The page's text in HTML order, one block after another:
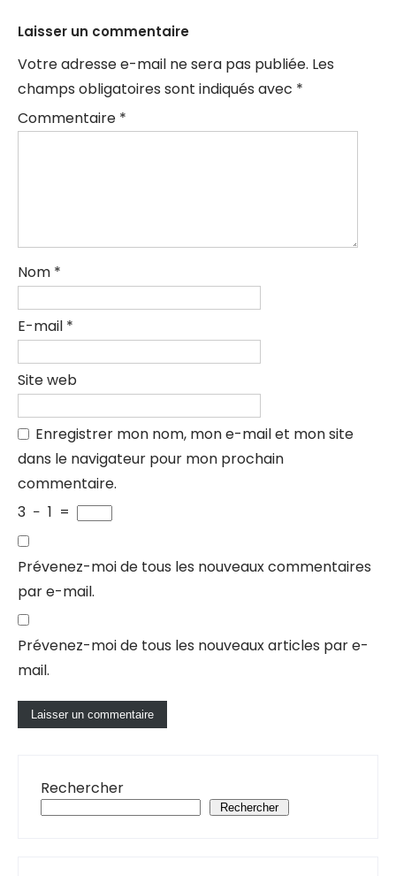
Laisser un commentaire
Votre adresse e-mail ne sera pas publiée. Les
champs obligatoires sont indiqués avec *
Commentaire *
Nom *
E-mail *
Site web
Enregistrer mon nom, mon e-mail et mon site
dans le navigateur pour mon prochain
commentaire.
3 − 1 =
Prévenez-moi de tous les nouveaux commentaires
par e-mail.
Prévenez-moi de tous les nouveaux articles par e-
mail.
Rechercher
Rechercher